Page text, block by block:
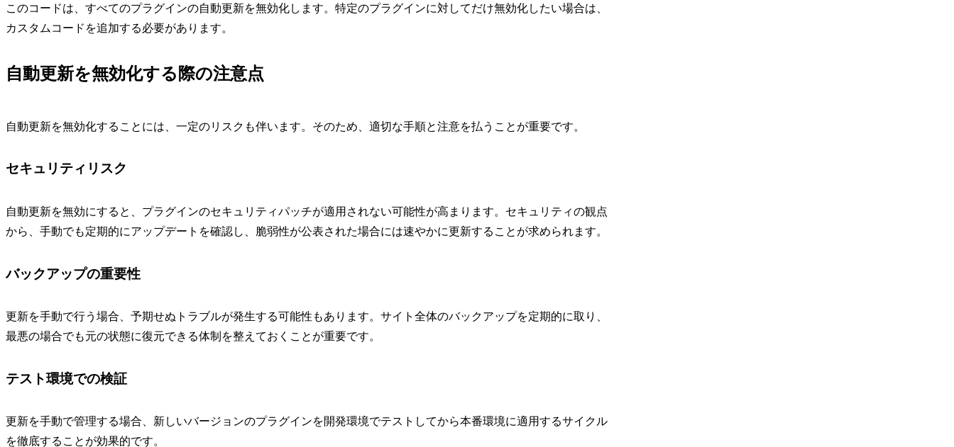
このコードは、すべてのプラグインの自動更新を無効化します。特定のプラグインに対してだけ無効化したい場合は、
カスタムコードを追加する必要があります。
自動更新を無効化する際の注意点
自動更新を無効化することには、一定のリスクも伴います。そのため、適切な手順と注意を払うことが重要です。
セキュリティリスク
自動更新を無効にすると、プラグインのセキュリティパッチが適用されない可能性が高まります。セキュリティの観点
から、手動でも定期的にアップデートを確認し、脆弱性が公表された場合には速やかに更新することが求められます。
バックアップの重要性
更新を手動で行う場合、予期せぬトラブルが発生する可能性もあります。サイト全体のバックアップを定期的に取り、
最悪の場合でも元の状態に復元できる体制を整えておくことが重要です。
テスト環境での検証
更新を手動で管理する場合、新しいバージョンのプラグインを開発環境でテストしてから本番環境に適用するサイクル
を徹底することが効果的です。